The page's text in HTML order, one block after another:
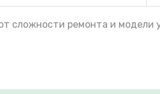
сложности ремонта и модели